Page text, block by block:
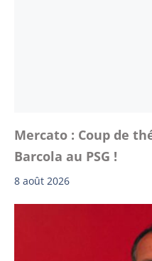
Mercato : Coup de
Barcola au PSG !
8 août 2026